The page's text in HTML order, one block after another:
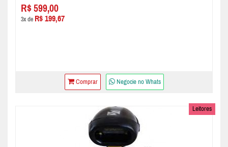
R$ 599,00
3x de R$ 199,67
Comprar Negocie no Whats
Leitores